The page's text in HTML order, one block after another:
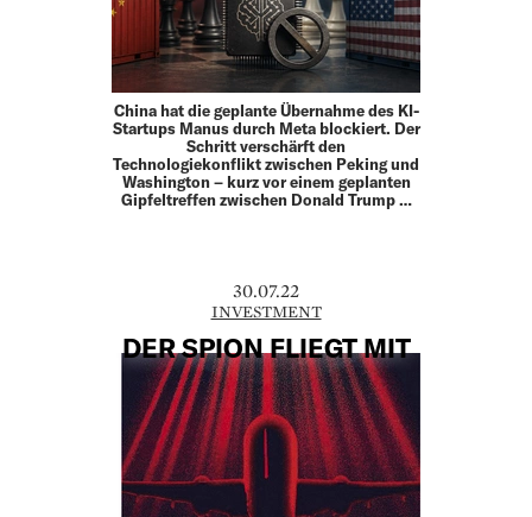
China hat die geplante Übernahme des KI-
Startups Manus durch Meta blockiert. Der
Schritt verschärft den
Technologiekonflikt zwischen Peking und
Washington – kurz vor einem geplanten
Gipfeltreffen zwischen Donald Trump …
30.07.22
INVESTMENT
DER SPION FLIEGT MIT